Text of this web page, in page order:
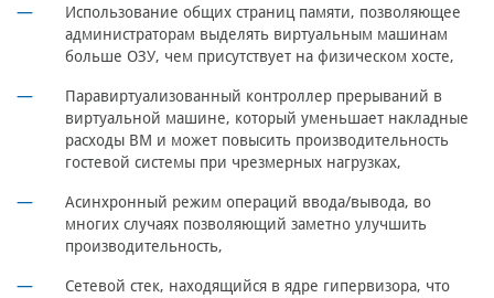
Использование общих страниц памяти, позволяющее
администраторам выделять виртуальным машинам
больше ОЗУ, чем присутствует на физическом хосте,
Паравиртуализованный контроллер прерываний в
виртуальной машине, который уменьшает накладные
расходы ВМ и может повысить производительность
гостевой системы при чрезмерных нагрузках,
Асинхронный режим операций ввода/вывода, во
многих случаях позволяющий заметно улучшить
производительность,
Сетевой стек, находящийся в ядре гипервизора, что